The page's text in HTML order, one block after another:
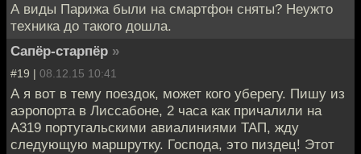
А виды Парижа были на смартфон сняты? Неужто
техника до такого дошла.
Сапёр-старпёр »
#19 | 08.12.15 10:41
А я вот в тему поездок, может кого уберегу. Пишу из
аэропорта в Лиссабоне, 2 часа как причалили на
А319 португальскими авиалиниями ТАП, жду
следующую маршрутку. Господа, это пиздец! Этот